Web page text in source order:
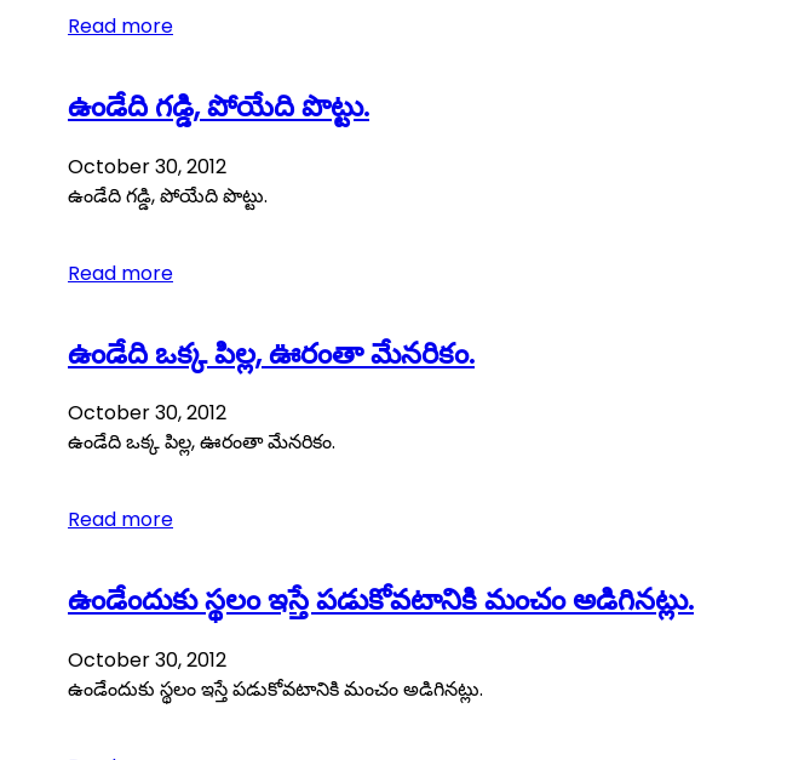
Read more
ఉండేది గడ్డి, పోయేది పొట్టు.
October 30, 2012
ఉండేది గడ్డి, పోయేది పొట్టు.
Read more
ఉండేది ఒక్క పిల్ల, ఊరంతా మేనరికం.
October 30, 2012
ఉండేది ఒక్క పిల్ల, ఊరంతా మేనరికం.
Read more
ఉండేందుకు స్థలం ఇస్తే పడుకోవటానికి మంచం అడిగినట్లు.
October 30, 2012
ఉండేందుకు స్థలం ఇస్తే పడుకోవటానికి మంచం అడిగినట్లు.